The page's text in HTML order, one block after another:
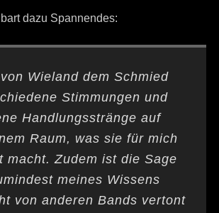
dazu Spannendes:
Wieland dem Schmied
Stimmungen und
Handlungsstränge auf
Raum, was sie für mich
macht. Zudem ist die Sage
meines Wissens
von anderen Bands vertont